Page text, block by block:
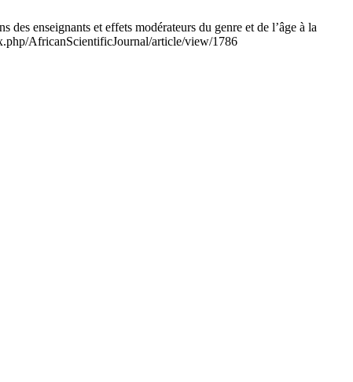
enseignants et effets modérateurs du genre et de l’âge à la
AfricanScientificJournal/article/view/1786